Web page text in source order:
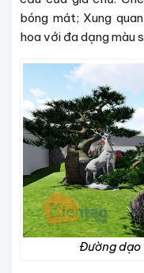
bóng mát; Xung
hoa với đa dạng màu
Đường dạo